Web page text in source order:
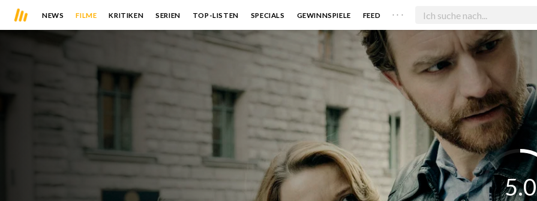
NEWS FILME KRITIKEN SERIEN TOP-LISTEN SPECIALS GEWINNSPIELE FEED . . .
5.0